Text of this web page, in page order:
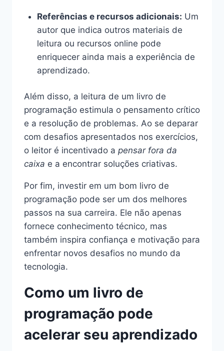
Referências e recursos adicionais: Um
autor que indica outros materiais de
leitura ou recursos online pode
enriquecer ainda mais a experiência de
aprendizado.
Além disso, a leitura de um livro de
programação estimula o pensamento crítico
e a resolução de problemas. Ao se deparar
com desafios apresentados nos exercícios,
o leitor é incentivado a pensar fora da
caixa e a encontrar soluções criativas.
Por fim, investir em um bom livro de
programação pode ser um dos melhores
passos na sua carreira. Ele não apenas
fornece conhecimento técnico, mas
também inspira confiança e motivação para
enfrentar novos desafios no mundo da
tecnologia.
Como um livro de
programação pode
acelerar seu aprendizado